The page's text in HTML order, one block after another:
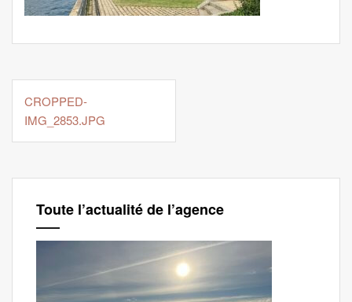
Navigation
l’article
CROPPED-
IMG_2853.JPG
Toute l’actualité de l’agence